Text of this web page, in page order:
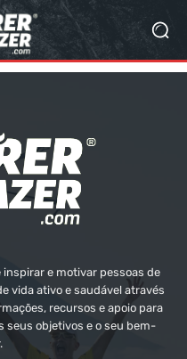
e motivar pessoas de
vida ativo e saudável através
recursos e apoio para
seus objetivos e o seu bem-